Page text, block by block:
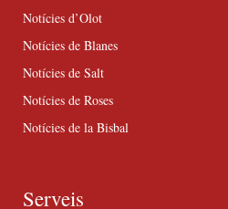
Notícies d’Olot
Notícies de Blanes
Notícies de Salt
Notícies de Roses
Notícies de la Bisbal
Serveis